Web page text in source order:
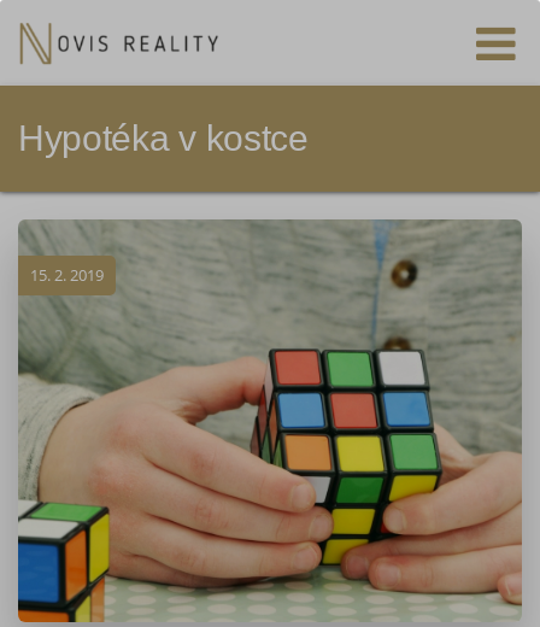
Hypotéka v kostce
15. 2. 2019